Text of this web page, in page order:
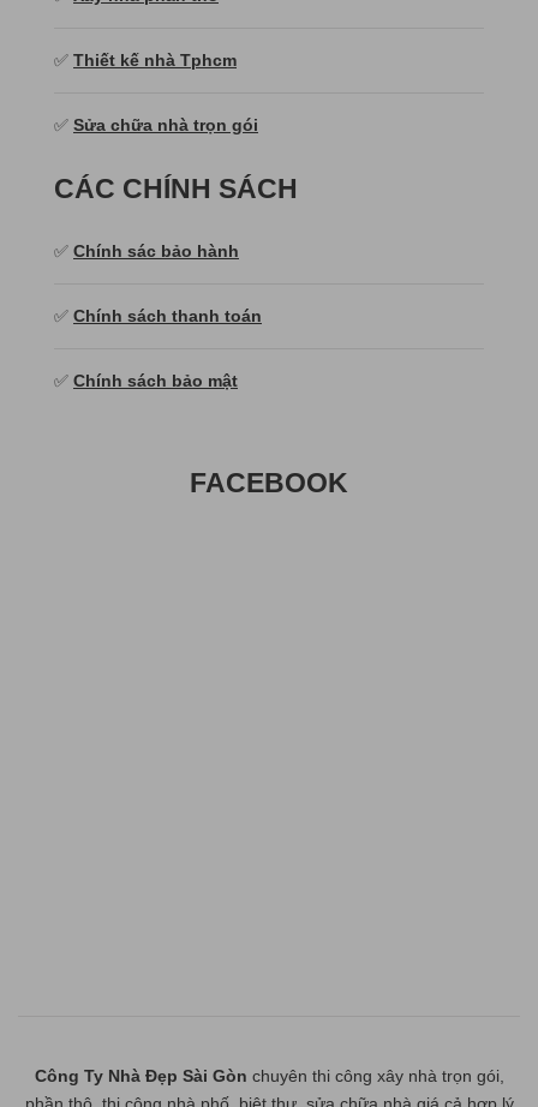
✅ Thiết kế nhà Tphcm
✅ Sửa chữa nhà trọn gói
CÁC CHÍNH SÁCH
✅ Chính sác bảo hành
✅ Chính sách thanh toán
✅ Chính sách bảo mật
FACEBOOK
Công Ty Nhà Đẹp Sài Gòn chuyên thi công xây nhà trọn gói,
phần thô, thi công nhà phố, biệt thự, sửa chữa nhà giá cả hợp lý